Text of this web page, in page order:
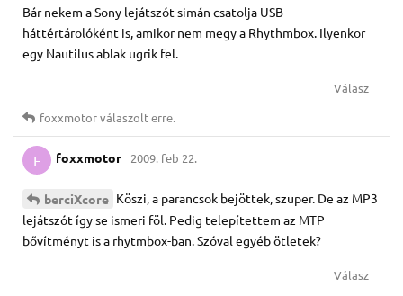
Bár nekem a Sony lejátszót simán csatolja USB
háttértárolóként is, amikor nem megy a Rhythmbox. Ilyenkor
egy Nautilus ablak ugrik fel.
Válasz
foxxmotorválaszolt erre.
F foxxmotor 2009. feb 22.
berciXcore Köszi, a parancsok bejöttek, szuper. De az MP3
lejátszót így se ismeri föl. Pedig telepítettem az MTP
bővítményt is a rhytmbox-ban. Szóval egyéb ötletek?
Válasz